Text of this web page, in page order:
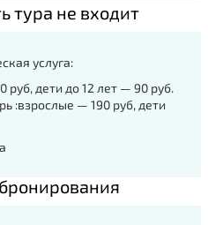
тура не входит
услуга:
руб, дети до 12 лет — 90 руб.
:взрослые — 190 руб, дети